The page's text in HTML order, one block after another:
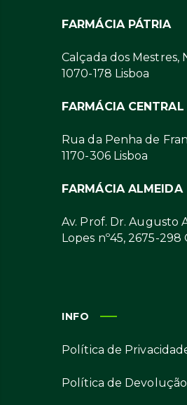
FARMÁCIA PÁTRIA
Calçada dos Mestres,
1070-178 Lisboa
FARMÁCIA
Rua da Penha de
1170-306 Lisboa
FARMÁCIA ALMEIDA
Av. Prof. Dr. Augusto
Lopes nº45, 2675-298
INFO
Política de
Política de Devolução